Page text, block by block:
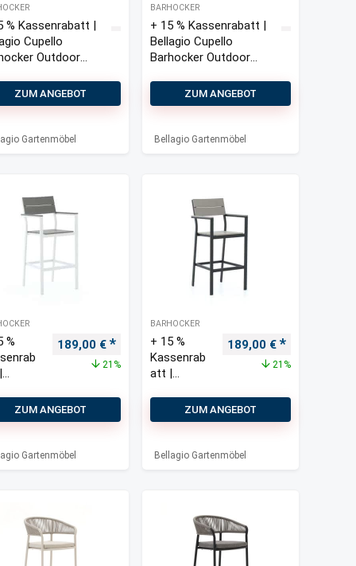
war: 219,00 €
ist: 159,95 €.
% Kassenrabatt |
Cupello
Outdoor
ZUM ANGEBOT
Gartenmöbel
BARHOCKER
+ 15 % Kassenrabatt |
Bellagio Cupello
Barhocker Outdoor
ZUM ANGEBOT
Bellagio Gartenmöbel
%
Ursprünglicher Preis war: 239,00 €
189,00 € Aktueller Preis ist: 189,00 €.
21%
ZUM ANGEBOT
Gartenmöbel
BARHOCKER
+ 15 %
Kassenrab
att |
Fidenza
Barhocker
Ursprünglicher Preis
189,00 € Aktueller
21%
ZUM ANGEBOT
Bellagio Gartenmöbel